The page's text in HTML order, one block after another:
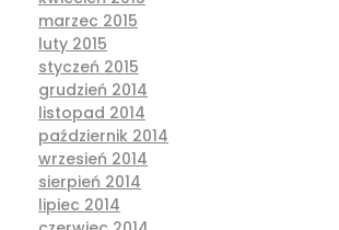
marzec 2015
luty 2015
styczeń 2015
grudzień 2014
listopad 2014
październik 2014
wrzesień 2014
sierpień 2014
lipiec 2014